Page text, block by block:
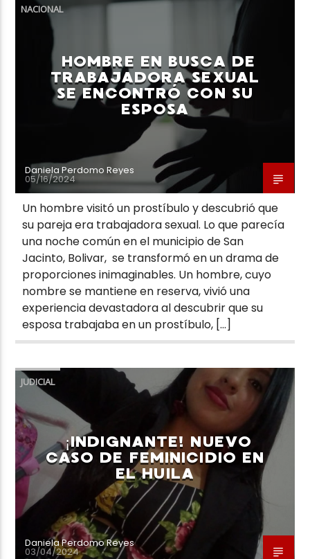
TÍTULO
ARTISTA
NACIONAL
HOMBRE EN BUSCA DE
TRABAJADORA SEXUAL
SE ENCONTRÓ CON SU
ESPOSA
Daniela Perdomo Reyes
05/16/2024
Un hombre visitó un prostíbulo y descubrió que
su pareja era trabajadora sexual. Lo que parecía
una noche común en el municipio de San
Jacinto, Bolivar, se transformó en un drama de
proporciones inimaginables. Un hombre, cuyo
nombre se mantiene en reserva, vivió una
experiencia devastadora al descubrir que su
esposa trabajaba en un prostíbulo, […]
JUDICIAL
¡INDIGNANTE! NUEVO
CASO DE FEMINICIDIO EN
EL HUILA
Daniela Perdomo Reyes
03/04/2024